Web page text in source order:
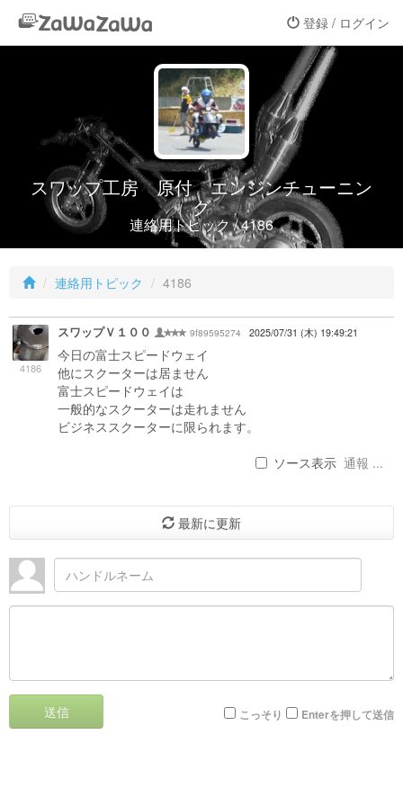
登録 / ログイン
スワップ工房 原付 エンジンチューニン
グ
連絡用トピック / 4186
連絡用トピック 4186
4186
スワップＶ１００ 9f89595274 2025/07/31 (木) 19:49:21
今日の富士スピードウェイ
他にスクーターは居ません
富士スピードウェイは
一般的なスクーターは走れません
ビジネススクーターに限られます。
ソース表示 通報 ...
最新に更新
送信 こっそり Enterを押して送信